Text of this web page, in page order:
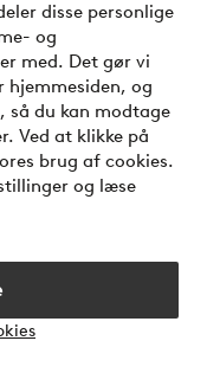
disse personlige
og
med. Det gør vi
hjemmesiden, og
så du kan modtage
Ved at klikke på
brug af cookies.
og læse
del op